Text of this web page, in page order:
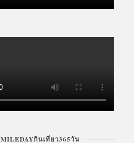
MILEDAYกินเที่ยว365วัน